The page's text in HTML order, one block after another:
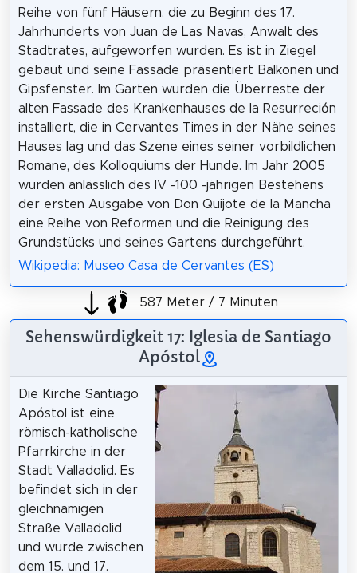
Reihe von fünf Häusern, die zu Beginn des 17.
Jahrhunderts von Juan de Las Navas, Anwalt des
Stadtrates, aufgeworfen wurden. Es ist in Ziegel
gebaut und seine Fassade präsentiert Balkonen und
Gipsfenster. Im Garten wurden die Überreste der
alten Fassade des Krankenhauses de la Resurreción
installiert, die in Cervantes Times in der Nähe seines
Hauses lag und das Szene eines seiner vorbildlichen
Romane, des Kolloquiums der Hunde. Im Jahr 2005
wurden anlässlich des IV -100 -jährigen Bestehens
der ersten Ausgabe von Don Quijote de la Mancha
eine Reihe von Reformen und die Reinigung des
Grundstücks und seines Gartens durchgeführt.
Wikipedia: Museo Casa de Cervantes (ES)
587 Meter / 7 Minuten
Sehenswürdigkeit 17: Iglesia de Santiago
Apóstol
Die Kirche Santiago
Apóstol ist eine
römisch-katholische
Pfarrkirche in der
Stadt Valladolid. Es
befindet sich in der
gleichnamigen
Straße Valladolid
und wurde zwischen
dem 15. und 17.